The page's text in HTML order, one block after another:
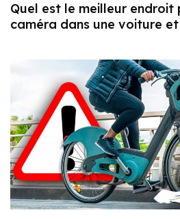
Quel est le meilleur endroit
caméra dans une voiture